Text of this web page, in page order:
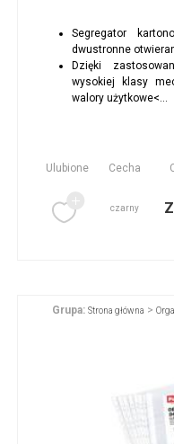
Segregator
dwustronne
Dzięki
wysokiej klasy
walory użytkowe<...
Ulubione Cecha
czarny
Grupa: Strona główna >